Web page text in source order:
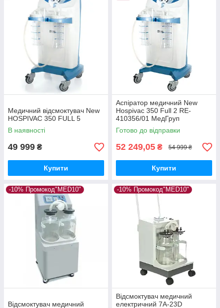
Медичний відсмоктувач New
HOSPIVAC 350 FULL 5
В наявності
49 999 ₴
Купити
Аспіратор медичний New
Hospivac 350 Full 2 RE-
410356/01 МедГруп
Готово до відправки
52 249,05 ₴ 54 999 ₴
Купити
-10% Промокод"MED10"
Відсмоктувач медичний
-10% Промокод"MED10"
Відсмоктувач медичний
електричний 7А-23D